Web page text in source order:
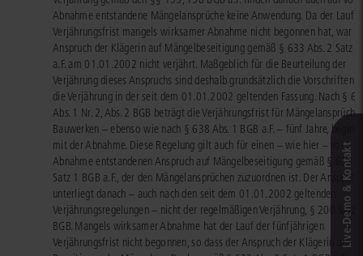
Abnahme entstandene Mängelansprüche keine Anwendung. Da der Lauf
Verjährungsfrist mangels wirksamer Abnahme nicht begonnen hat, war
Anspruch der Klägerin auf Mängelbeseitigung gemäß § 633 Abs. 2 Satz 1
a.F. am 01.01.2002 nicht verjährt. Maßgeblich für die Beurteilung der
Verjährung dieses Anspruchs sind deshalb grundsätzlich die Vorschriften
die Verjährung in der seit dem 01.01.2002 geltenden Fassung. Nach §
Abs. 1 Nr. 2, Abs. 2 BGB beträgt die Verjährungsfrist für Mängelansprüche
Bauwerken – ebenso wie nach § 638 Abs. 1 BGB a.F. – fünf Jahre,
mit der Abnahme. Diese Regelung gilt auch für einen – wie hier – vor
Abnahme entstandenen Anspruch auf Mängelbeseitigung gemäß § 633
Satz 1 BGB a.F., der den Mängelansprüchen zuzuordnen ist. Der Anspruch
unterliegt danach – auch nach den seit dem 01.01.2002 geltenden
Verjährungsregelungen – nicht der regelmäßigen Verjährung, § 200 Satz
BGB. Mangels wirksamer Abnahme hat der Lauf der fünfjährigen
Verjährungsfrist nicht begonnen, so dass der Anspruch der Klägerin auf
Live‑Demo & Kontakt